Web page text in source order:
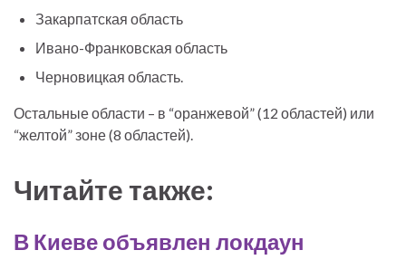
Закарпатская область
Ивано-Франковская область
Черновицкая область.
Остальные области – в “оранжевой” (12 областей) или
“желтой” зоне (8 областей).
Читайте также:
В Киеве объявлен локдаун